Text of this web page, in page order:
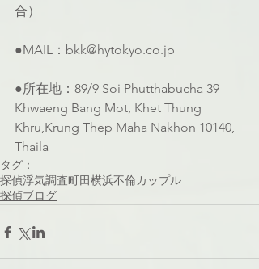
合）
●MAIL：bkk@hytokyo.co.jp
●所在地：89/9 Soi Phutthabucha 39
Khwaeng Bang Mot, Khet Thung
Khru,Krung Thep Maha Nakhon 10140,
Thaila
タグ：
探偵浮気調査町田横浜不倫カップル
探偵ブログ